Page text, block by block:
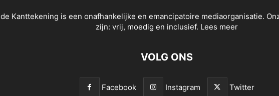
de Kanttekening is een onafhankelijke en emancipatoire mediaorganisatie.
zijn: vrij, moedig en inclusief. Lees meer
VOLG ONS
Facebook Instagram Twitter